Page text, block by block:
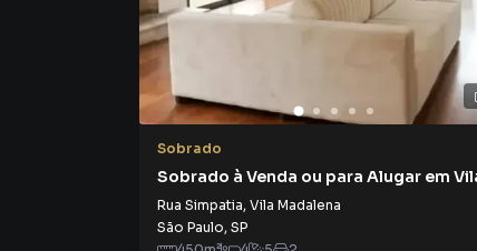
Sobrado
Sobrado à Venda ou para Alugar em
Madalena
Rua Simpatia, Vila Madalena
São Paulo, SP